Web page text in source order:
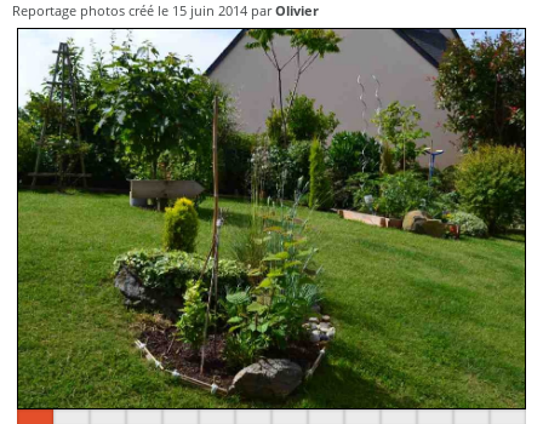
Reportage photos créé le 15 juin 2014 parOlivier